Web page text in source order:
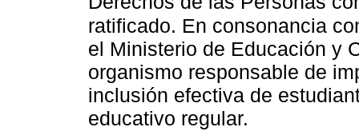
ratificado. En consonancia
el Ministerio de Educación y
organismo responsable de
inclusión efectiva de
educativo regular.